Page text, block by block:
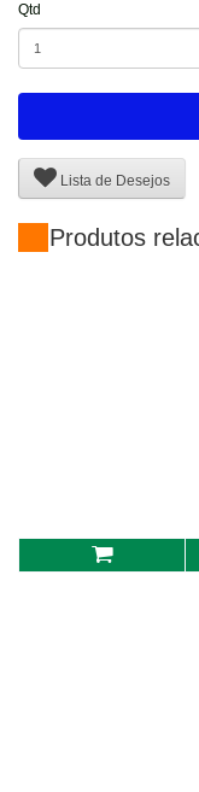
Qtd
Lista de Desejos
Produtos